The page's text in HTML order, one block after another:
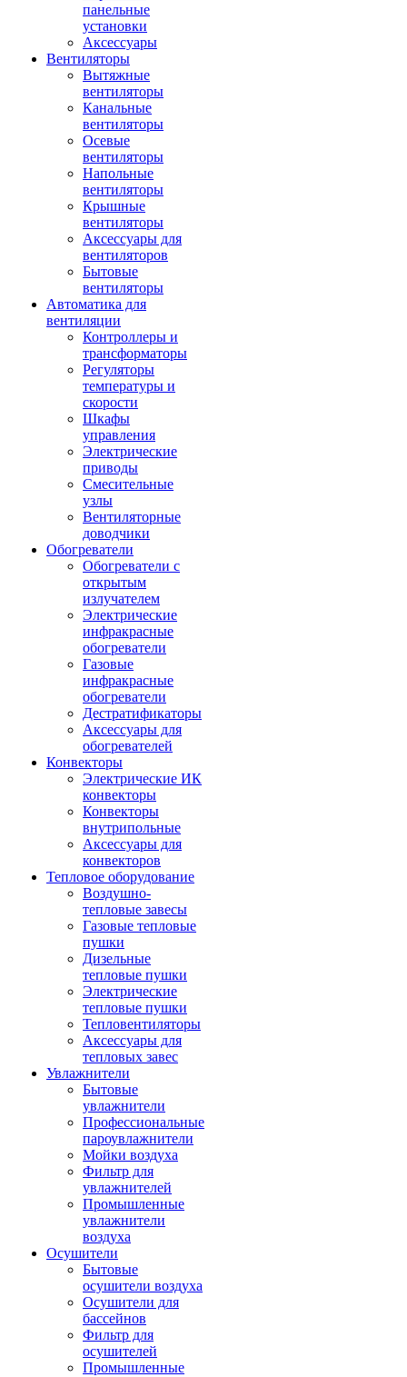
панельные
установки
Аксессуары
Вентиляторы
Вытяжные
вентиляторы
Канальные
вентиляторы
Осевые
вентиляторы
Напольные
вентиляторы
Крышные
вентиляторы
Аксессуары для
вентиляторов
Бытовые
вентиляторы
Автоматика для
вентиляции
Контроллеры и
трансформаторы
Регуляторы
температуры и
скорости
Шкафы
управления
Электрические
приводы
Смесительные
узлы
Вентиляторные
доводчики
Обогреватели
Обогреватели с
открытым
излучателем
Электрические
инфракрасные
обогреватели
Газовые
инфракрасные
обогреватели
Дестратификаторы
Аксессуары для
обогревателей
Конвекторы
Электрические ИК
конвекторы
Конвекторы
внутрипольные
Аксессуары для
конвекторов
Тепловое оборудование
Воздушно-
тепловые завесы
Газовые тепловые
пушки
Дизельные
тепловые пушки
Электрические
тепловые пушки
Тепловентиляторы
Аксессуары для
тепловых завес
Увлажнители
Бытовые
увлажнители
Профессиональные
пароувлажнители
Мойки воздуха
Фильтр для
увлажнителей
Промышленные
увлажнители
воздуха
Осушители
Бытовые
осушители воздуха
Осушители для
бассейнов
Фильтр для
осушителей
Промышленные